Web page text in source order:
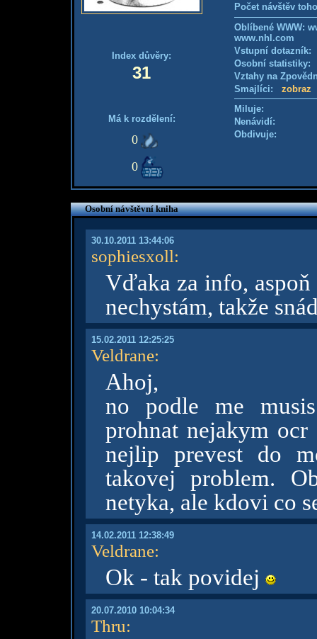
Index důvěry:
31
Má k rozdělení:
0
0
Počet návštěv
Oblíbené WWW:
www.nhl.com
Vstupní
Osobní
Vztahy na
Smajlíci: zobraz
Miluje:
Nenávidí:
Obdivuje:
Osobní návštěvní kniha
30.10.2011 13:44:06
sophiesxoll:
Vďaka za info,
nechystám, takže
15.02.2011 12:25:25
Veldrane:
Ahoj,
no podle me
prohnat nejakym
nejlip prevest do
takovej problem.
netyka, ale kdovi co
14.02.2011 12:38:49
Veldrane:
Ok - tak povidej
20.07.2010 10:04:34
Thru: